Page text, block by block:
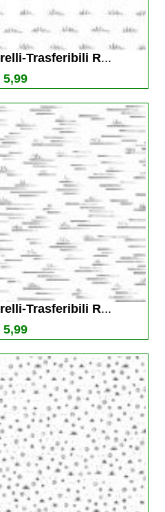
Trasferibili R...
5,99
Trasferibili R...
5,99